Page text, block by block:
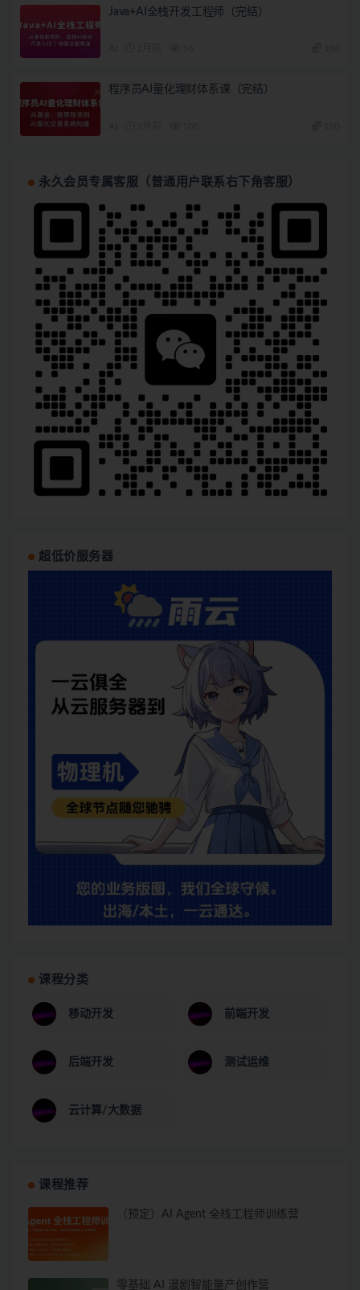
Java+AI全栈开发工程师（完结）
程序员AI量化理财体系课（完结）
永久会员专属客服（普通用户联系右下角客服）
超低价服务器
课程分类
移动开发 前端开发
后端开发 测试运维
云计算/大数据
课程推荐
（预定）AI Agent 全栈工程师训练营
零基础 AI 漫剧智能量产创作营